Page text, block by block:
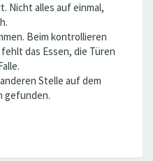
Nicht alles auf einmal,
Beim kontrollieren
das Essen, die Türen
Stelle auf dem
gefunden.